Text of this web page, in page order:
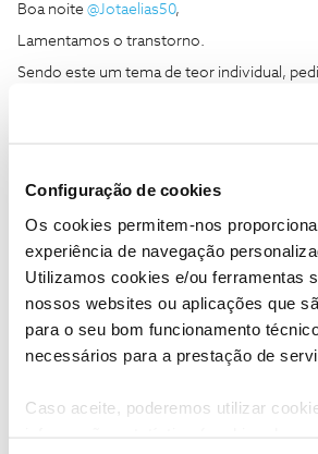
Configuração de cookies
Os cookies permitem-nos
experiência de navegação
Utilizamos cookies e/ou ferramentas
nossos websites ou aplicações que
para o seu bom funcionamento
necessários para a prestação de
Caso aceite, poderemos utilizar
Boa noite @Jotaelias50,
Lamentamos o transtorno.
Sendo este um tema de teor individual,
mais informações através de mensagem
Ajude a comunidade a encontrar
como "Melhor Resposta" e faça "Like" nos
Siga os perfis da moderação, através da
sempre a par das ultimas novidades.